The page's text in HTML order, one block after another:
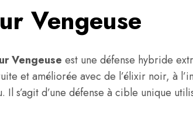
Vengeuse
Vengeuse est une défense hybride
et améliorée avec de l’élixir noir, à
Il s’agit d’une défense à cible unique